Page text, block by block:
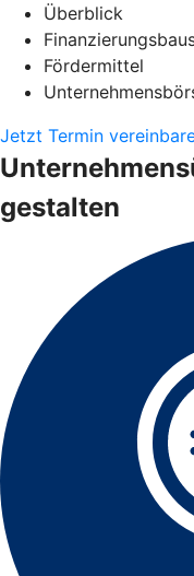
Überblick
Fördermittel
Jetzt Termin
gestalten